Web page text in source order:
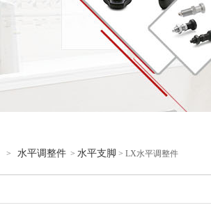
> 水平调整件 > 水平支脚 > LX水平调整件